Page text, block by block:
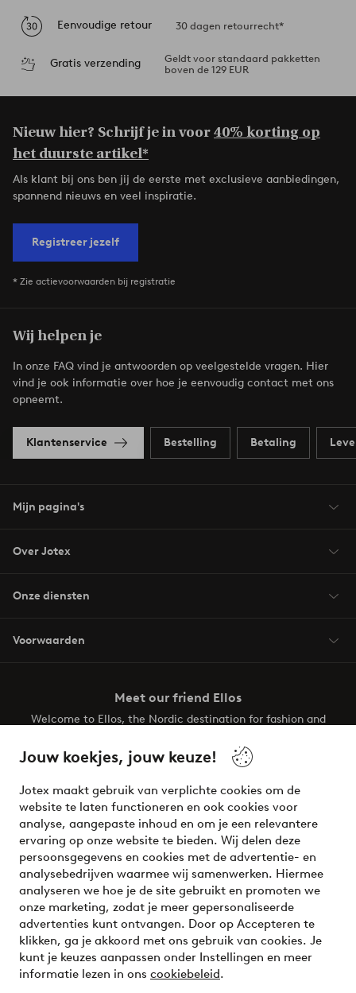
Jouw koekjes, jouw keuze!
Jotex maakt gebruik van verplichte cookies om de
website te laten functioneren en ook cookies voor
analyse, aangepaste inhoud en om je een relevantere
ervaring op onze website te bieden. Wij delen deze
persoonsgegevens en cookies met de advertentie- en
analysebedrijven waarmee wij samenwerken. Hiermee
analyseren we hoe je de site gebruikt en promoten we
onze marketing, zodat je meer gepersonaliseerde
advertenties kunt ontvangen. Door op Accepteren te
klikken, ga je akkoord met ons gebruik van cookies. Je
kunt je keuzes aanpassen onder Instellingen en meer
informatie lezen in ons cookiebeleid.
Eenvoudige retour 30 dagen retourrecht*
Gratis verzending
Geldt voor standaard pakketten
boven de 129 EUR
Nieuw hier? Schrijf je in voor40% korting op
het duurste artikel*
Als klant bij ons ben jij de eerste met exclusieve aanbiedingen,
spannend nieuws en veel inspiratie.
Registreer jezelf
* Zie actievoorwaarden bij registratie
Wij helpen je
In onze FAQ vind je antwoorden op veelgestelde vragen. Hier
vind je ook informatie over hoe je eenvoudig contact met ons
opneemt.
Klantenservice Bestelling Betaling
Mijn pagina's
Over Jotex
Onze diensten
Voorwaarden
Meet our friend Ellos
Welcome to Ellos, the Nordic destination for fashion and
your wardrobe. Your next inspiring look is here!
Veilig betalen - Nu betalen of opsplitsen
Wil je meer weten over onze betaalopties?